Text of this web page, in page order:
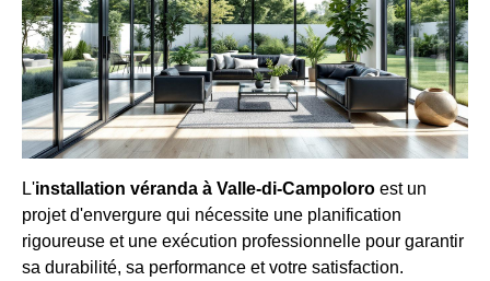
L'installation véranda à Valle-di-Campoloro est un
projet d'envergure qui nécessite une planification
rigoureuse et une exécution professionnelle pour garantir
sa durabilité, sa performance et votre satisfaction.